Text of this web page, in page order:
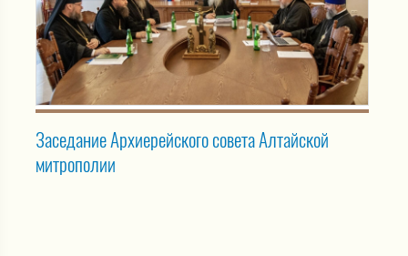
Заседание Архиерейского совета Алтайской
митрополии